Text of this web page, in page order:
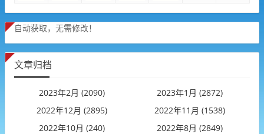
自动获取，无需修改！
文章归档
2023年2月 (2090)
2023年1月 (2872)
2022年12月 (2895)
2022年11月 (1538)
2022年10月 (240)
2022年8月 (2849)